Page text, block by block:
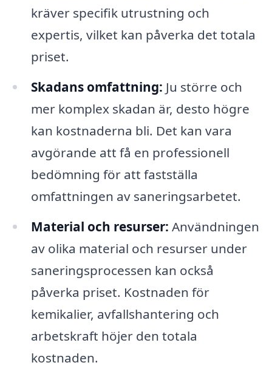
kräver specifik utrustning och
expertis, vilket kan påverka det totala
priset.
Skadans omfattning: Ju större och
mer komplex skadan är, desto högre
kan kostnaderna bli. Det kan vara
avgörande att få en professionell
bedömning för att fastställa
omfattningen av saneringsarbetet.
Material och resurser: Användningen
av olika material och resurser under
saneringsprocessen kan också
påverka priset. Kostnaden för
kemikalier, avfallshantering och
arbetskraft höjer den totala
kostnaden.